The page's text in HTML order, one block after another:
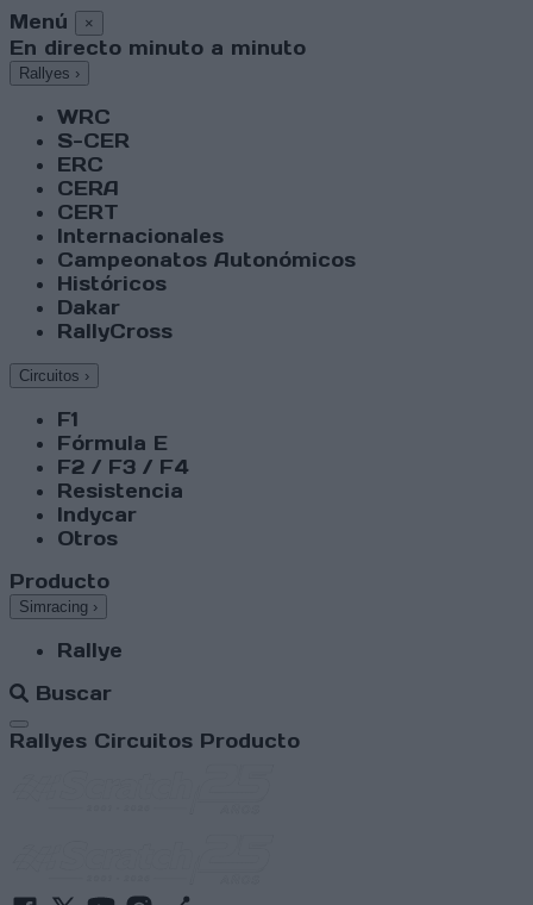
Menú ×
En directo minuto a minuto
Rallyes ›
WRC
S-CER
ERC
CERA
CERT
Internacionales
Campeonatos Autonómicos
Históricos
Dakar
RallyCross
Circuitos ›
F1
Fórmula E
F2 / F3 / F4
Resistencia
Indycar
Otros
Producto
Simracing ›
Rallye
Buscar
Abrir menú
Rallyes Circuitos Producto